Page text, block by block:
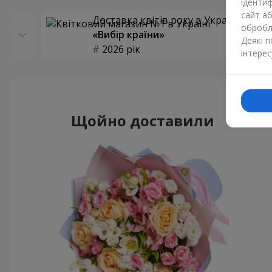
Доставка квітів року в Україні
«Вибір країни»
2026 рік
Щойно доставили
сайт
Деякі